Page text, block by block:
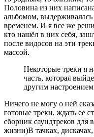
Половина из них
альбомом,
временем. И я все же
кто нашёл в них себя,
после видосов на эти
массой.
Некоторые треки я
часть, которая
другим
Ничего не могу о ней
готовые треки, ждать ее
сборник саундтреков для
жизни)В тачках,